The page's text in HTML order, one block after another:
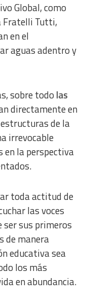
Global, como
Fratelli Tutti,
en el
aguas adentro y
sobre todo las
directamente en
de la
irrevocable
en la perspectiva
toda actitud de
las voces
ser sus primeros
de manera
educativa sea
los más
en abundancia.